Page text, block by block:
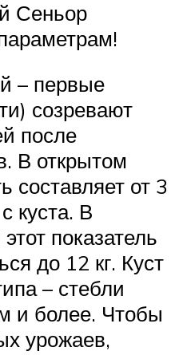
Сеньор
– первые
созревают
после
В открытом
составляет от 3
куста. В
показатель
до 12 кг. Куст
– стебли
и более. Чтобы
урожаев,